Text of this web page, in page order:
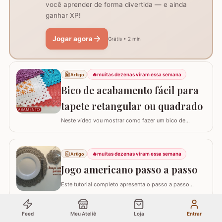
você aprender de forma divertida — e ainda
ganhar XP!
Jogar agora Grátis • 2 min
Artigo 🔥muitas dezenas viram essa semana
Bico de acabamento fácil para
tapete retangular ou quadrado
Neste vídeo vou mostrar como fazer um bico de
retangular ou quadrado. Fiz o bico de acabamento em 4
modelos de tapete com tamanhos e larguras diferentes
e assim consigo explicar algumas formas fáceis de
adaptar para outros tamanhos. No vídeo utilizei…
Artigo 🔥muitas dezenas viram essa semana
Jogo americano passo a passo
Este tutorial completo apresenta o passo a passo
detalhado para você confeccionar um jogo americano
em crochê, um item indispensável para quem busca
praticidade e elegância na mesa posta. Este guia para
Artigo 🔥 muitas dezenas viram essa semana
Feed Meu Ateliê Loja Entrar